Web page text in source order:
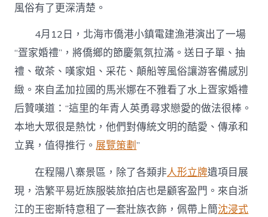
風俗有了更深清楚。
4月12日，北海市僑港小鎮電建漁港演出了一場
“疍家婚禮”，將僑鄉的節慶氣氛拉滿。送日子單、抽
禮、敬茶、嘆家姐、采花、顛船等風俗讓游客備感別
緻。來自孟加拉國的馬米娜在不雅看了水上疍家婚禮
后贊嘆道：“這里的年青人英勇尋求戀愛的做法很棒。
本地大眾很是熱忱，他們對傳統文明的酷愛、傳承和
立異，值得推行。展覽策劃”
在程陽八寨景區，除了各類非人形立牌遺項目展
現，浩繁平易近族服裝旅拍店也是顧客盈門。來自浙
江的王密斯特意租了一套壯族衣飾，佩帶上簡沈浸式